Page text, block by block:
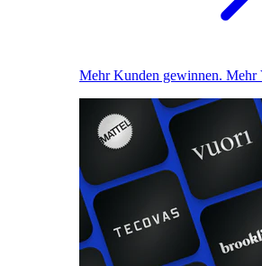
Mehr Kunden gewinnen. Mehr